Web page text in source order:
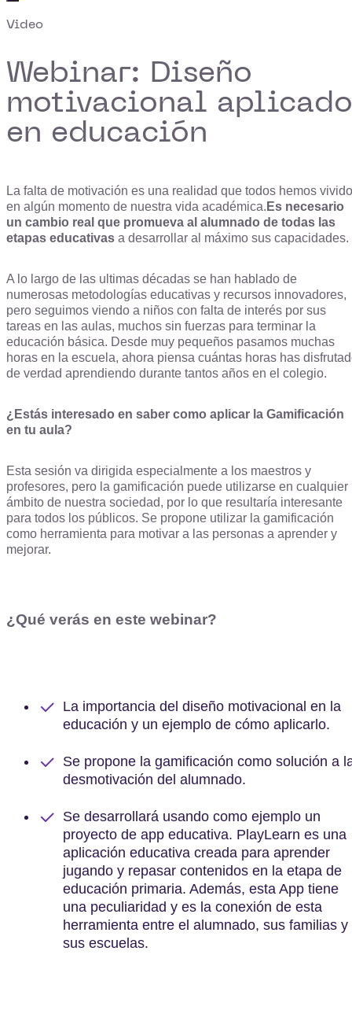
Video
Webinar: Diseño
motivacional aplicado
en educación
La falta de motivación es una realidad que todos hemos vivido
en algún momento de nuestra vida académica. Es necesario
un cambio real que promueva al alumnado de todas las
etapas educativas a desarrollar al máximo sus capacidades.
A lo largo de las ultimas décadas se han hablado de
numerosas metodologías educativas y recursos innovadores,
pero seguimos viendo a niños con falta de interés por sus
tareas en las aulas, muchos sin fuerzas para terminar la
educación básica. Desde muy pequeños pasamos muchas
horas en la escuela, ahora piensa cuántas horas has
de verdad aprendiendo durante tantos años en el colegio.
¿Estás interesado en saber como aplicar la Gamificación
en tu aula?
Esta sesión va dirigida especialmente a los maestros y
profesores, pero la gamificación puede utilizarse en cualquier
ámbito de nuestra sociedad, por lo que resultaría interesante
para todos los públicos. Se propone utilizar la gamificación
como herramienta para motivar a las personas a aprender y
mejorar.
¿Qué verás en este webinar?
La importancia del diseño motivacional en la
educación y un ejemplo de cómo aplicarlo.
Se propone la gamificación como solución a
desmotivación del alumnado.
Se desarrollará usando como ejemplo un
proyecto de app educativa. PlayLearn es una
aplicación educativa creada para aprender
jugando y repasar contenidos en la etapa de
educación primaria. Además, esta App tiene
una peculiaridad y es la conexión de esta
herramienta entre el alumnado, sus familias y
sus escuelas.